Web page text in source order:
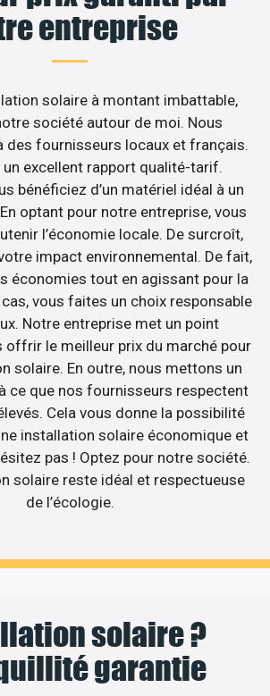
entreprise
solaire à montant imbattable,
société autour de moi. Nous
des fournisseurs locaux et français.
un excellent rapport qualité-tarif.
bénéficiez d’un matériel idéal à un
optant pour notre entreprise, vous
l’économie locale. De surcroît,
impact environnemental. De fait,
économies tout en agissant pour la
vous faites un choix responsable
Notre entreprise met un point
offrir le meilleur prix du marché pour
solaire. En outre, nous mettons un
ce que nos fournisseurs respectent
Cela vous donne la possibilité
installation solaire économique et
pas ! Optez pour notre société.
solaire reste idéal et respectueuse
de l’écologie.
solaire ?
garantie